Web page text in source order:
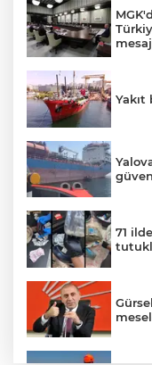
71